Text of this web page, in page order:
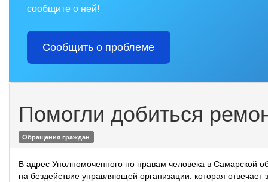
сообщите о ней!
Сообщить о проблеме
Помогли добиться
Обращения граждан
В адрес Уполномоченного по правам человека в Самарской
на бездействие управляющей организации, которая